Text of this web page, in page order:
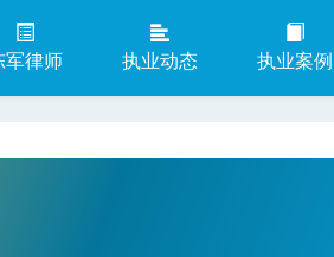
军律师 执业动态 执业案例